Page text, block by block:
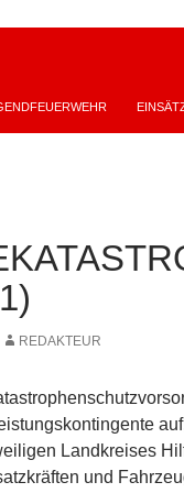
REDAKTEUR
Landkreises
und